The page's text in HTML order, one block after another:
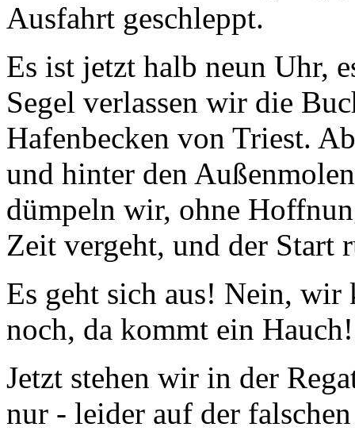
Ausfahrt geschleppt.
Es ist jetzt halb neun Uhr,
Segel verlassen wir die
Hafenbecken von Triest.
und hinter den
dümpeln wir, ohne
Zeit vergeht, und der Start
Es geht sich aus! Nein, wir
noch, da kommt ein
Jetzt stehen wir in der
nur - leider auf der